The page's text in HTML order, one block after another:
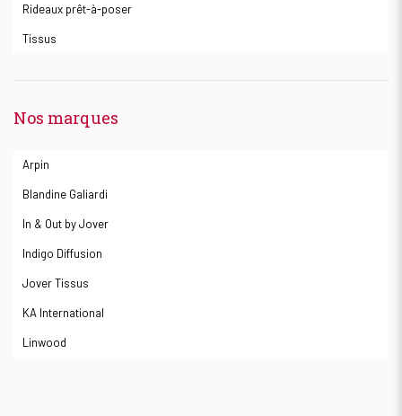
Rideaux prêt-à-poser
Tissus
Nos marques
Arpin
Blandine Galiardi
In & Out by Jover
Indigo Diffusion
Jover Tissus
KA International
Linwood